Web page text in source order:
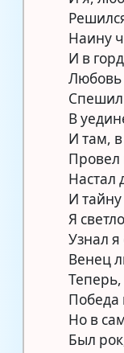
Наину
И в
Любовь
Спешил
В
И там,
Провел
Настал
И
Я
Узнал
Венец
Победа
Но в
Был